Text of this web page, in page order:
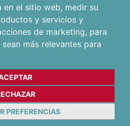
en el sitio web, medir su
y servicios y
de marketing, para
más relevantes para
PREFERENCIAS